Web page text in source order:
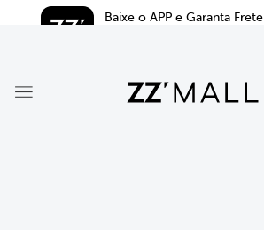
Baixe o APP e Garanta Frete